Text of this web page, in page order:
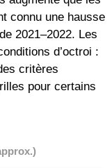
connu une hausse
2021–2022. Les
d’octroi :
critères
pour certains